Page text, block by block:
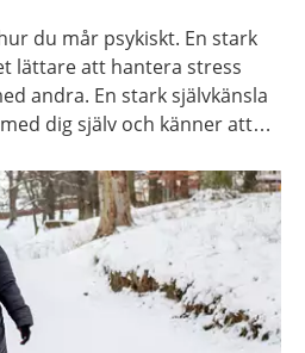
du mår psykiskt. En stark
lättare att hantera stress
andra. En stark självkänsla
dig själv och känner att